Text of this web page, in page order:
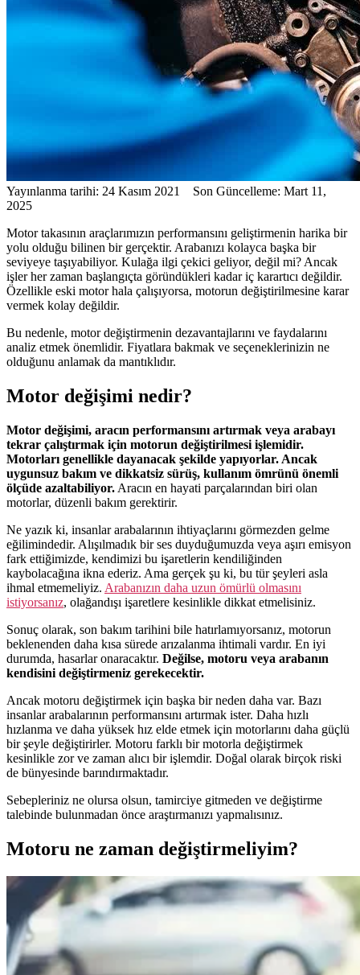
Yayınlanma tarihi: 24 Kasım 2021 Son Güncelleme: Mart 11,
2025
Motor takasının araçlarımızın performansını geliştirmenin harika bir
yolu olduğu bilinen bir gerçektir. Arabanızı kolayca başka bir
seviyeye taşıyabiliyor. Kulağa ilgi çekici geliyor, değil mi? Ancak
işler her zaman başlangıçta göründükleri kadar iç karartıcı değildir.
Özellikle eski motor hala çalışıyorsa, motorun değiştirilmesine karar
vermek kolay değildir.
Bu nedenle, motor değiştirmenin dezavantajlarını ve faydalarını
analiz etmek önemlidir. Fiyatlara bakmak ve seçeneklerinizin ne
olduğunu anlamak da mantıklıdır.
Motor değişimi nedir?
Motor değişimi, aracın performansını artırmak veya arabayı
tekrar çalıştırmak için motorun değiştirilmesi işlemidir.
Motorları genellikle dayanacak şekilde yapıyorlar. Ancak
uygunsuz bakım ve dikkatsiz sürüş, kullanım ömrünü önemli
ölçüde azaltabiliyor. Aracın en hayati parçalarından biri olan
motorlar, düzenli bakım gerektirir.
Ne yazık ki, insanlar arabalarının ihtiyaçlarını görmezden gelme
eğilimindedir. Alışılmadık bir ses duyduğumuzda veya aşırı emisyon
fark ettiğimizde, kendimizi bu işaretlerin kendiliğinden
kaybolacağına ikna ederiz. Ama gerçek şu ki, bu tür şeyleri asla
ihmal etmemeliyiz. Arabanızın daha uzun ömürlü olmasını
istiyorsanız, olağandışı işaretlere kesinlikle dikkat etmelisiniz.
Sonuç olarak, son bakım tarihini bile hatırlamıyorsanız, motorun
beklenenden daha kısa sürede arızalanma ihtimali vardır. En iyi
durumda, hasarlar onaracaktır. Değilse, motoru veya arabanın
kendisini değiştirmeniz gerekecektir.
Ancak motoru değiştirmek için başka bir neden daha var. Bazı
insanlar arabalarının performansını artırmak ister. Daha hızlı
hızlanma ve daha yüksek hız elde etmek için motorlarını daha güçlü
bir şeyle değiştirirler. Motoru farklı bir motorla değiştirmek
kesinlikle zor ve zaman alıcı bir işlemdir. Doğal olarak birçok riski
de bünyesinde barındırmaktadır.
Sebepleriniz ne olursa olsun, tamirciye gitmeden ve değiştirme
talebinde bulunmadan önce araştırmanızı yapmalısınız.
Motoru ne zaman değiştirmeliyim?